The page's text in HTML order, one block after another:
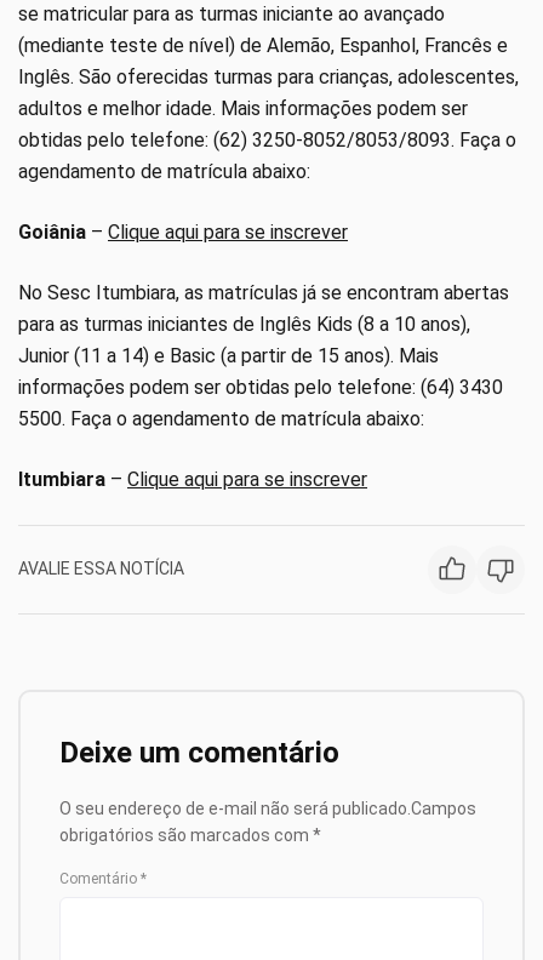
se matricular para as turmas iniciante ao avançado
(mediante teste de nível) de Alemão, Espanhol, Francês e
Inglês. São oferecidas turmas para crianças, adolescentes,
adultos e melhor idade. Mais informações podem ser
obtidas pelo telefone: (62) 3250-8052/8053/8093. Faça o
agendamento de matrícula abaixo:
Goiânia – Clique aqui para se inscrever
No Sesc Itumbiara, as matrículas já se encontram abertas
para as turmas iniciantes de Inglês Kids (8 a 10 anos),
Junior (11 a 14) e Basic (a partir de 15 anos). Mais
informações podem ser obtidas pelo telefone: (64) 3430
5500. Faça o agendamento de matrícula abaixo:
Itumbiara – Clique aqui para se inscrever
AVALIE ESSA NOTÍCIA
Deixe um comentário
O seu endereço de e-mail não será publicado. Campos
obrigatórios são marcados com *
Comentário *